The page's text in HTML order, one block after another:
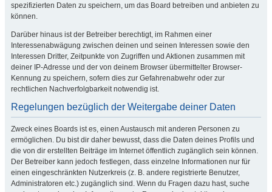
spezifizierten Daten zu speichern, um das Board betreiben und anbieten zu
können.
Darüber hinaus ist der Betreiber berechtigt, im Rahmen einer
Interessenabwägung zwischen deinen und seinen Interessen sowie den
Interessen Dritter, Zeitpunkte von Zugriffen und Aktionen zusammen mit
deiner IP-Adresse und der von deinem Browser übermittelter Browser-
Kennung zu speichern, sofern dies zur Gefahrenabwehr oder zur
rechtlichen Nachverfolgbarkeit notwendig ist.
Regelungen bezüglich der Weitergabe deiner Daten
Zweck eines Boards ist es, einen Austausch mit anderen Personen zu
ermöglichen. Du bist dir daher bewusst, dass die Daten deines Profils und
die von dir erstellten Beiträge im Internet öffentlich zugänglich sein können.
Der Betreiber kann jedoch festlegen, dass einzelne Informationen nur für
einen eingeschränkten Nutzerkreis (z. B. andere registrierte Benutzer,
Administratoren etc.) zugänglich sind. Wenn du Fragen dazu hast, suche